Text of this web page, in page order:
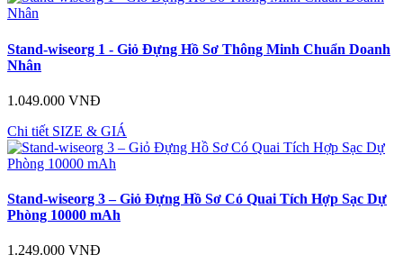
Stand-wiseorg 1 - Giỏ Đựng Hồ Sơ Thông Minh Chuẩn Doanh
Nhân
1.049.000 VNĐ
Chi tiết SIZE & GIÁ
Stand-wiseorg 3 – Giỏ Đựng Hồ Sơ Có Quai Tích Hợp Sạc Dự
Phòng 10000 mAh
1.249.000 VNĐ